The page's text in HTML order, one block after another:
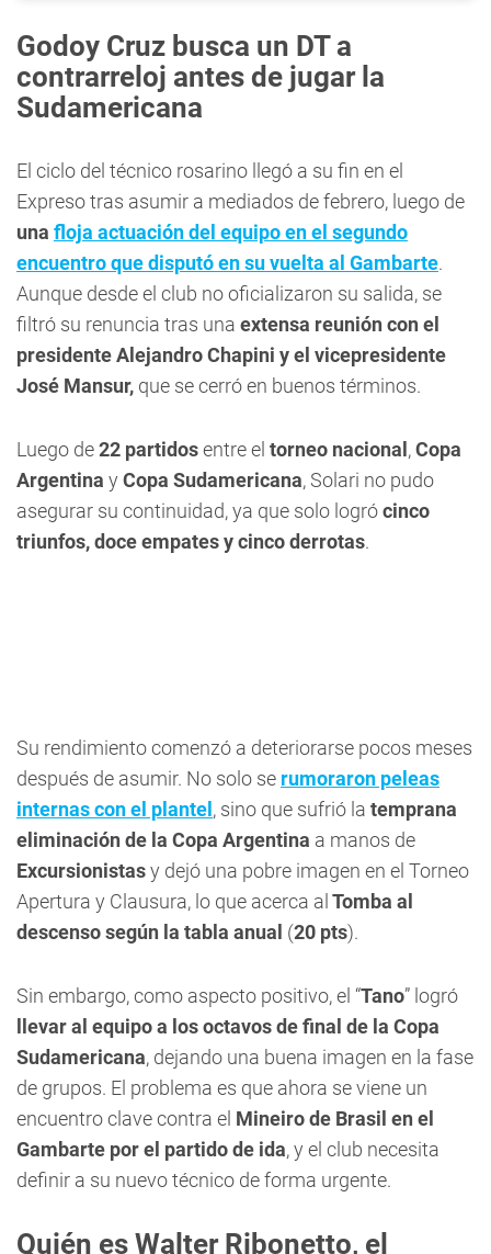
Godoy Cruz busca un DT a
contrarreloj antes de jugar la
Sudamericana
El ciclo del técnico rosarino llegó a su fin en el
Expreso tras asumir a mediados de febrero, luego de
una floja actuación del equipo en el segundo
encuentro que disputó en su vuelta al Gambarte.
Aunque desde el club no oficializaron su salida, se
filtró su renuncia tras una extensa reunión con el
presidente Alejandro Chapini y el vicepresidente
José Mansur, que se cerró en buenos términos.
Luego de22 partidosentre el torneo nacional ,Copa
Argentina y Copa Sudamericana, Solari no pudo
asegurar su continuidad, ya que solo logrócinco
triunfos, doce empates y cinco derrotas.
Su rendimiento comenzó a deteriorarse pocos meses
después de asumir. No solo se rumoraron peleas
internas con el plantel , sino que sufrió la temprana
eliminación de la Copa Argentina a manos de
Excursionistasy dejó una pobre imagen en el Torneo
Apertura y Clausura, lo que acerca al Tomba al
descenso según la tabla anual (20 pts).
Sin embargo, como aspecto positivo, el “Tano” logró
llevar al equipo a los octavos de final de la Copa
Sudamericana, dejando una buena imagen en la fase
de grupos. El problema es que ahora se viene un
encuentro clave contra el Mineiro de Brasil en el
Gambarte por el partido de ida, y el club necesita
definir a su nuevo técnico de forma urgente.
Quién es Walter Ribonetto, el